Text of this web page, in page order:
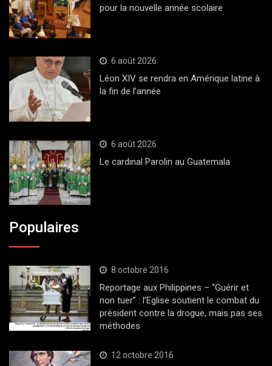
pour la nouvelle année scolaire
6 août 2026
Léon XIV se rendra en Amérique latine à
la fin de l’année
6 août 2026
Le cardinal Parolin au Guatemala
Populaires
8 octobre 2016
Reportage aux Philippines – “Guérir et
non tuer” : l’Eglise soutient le combat du
président contre la drogue, mais pas ses
méthodes
12 octobre 2016